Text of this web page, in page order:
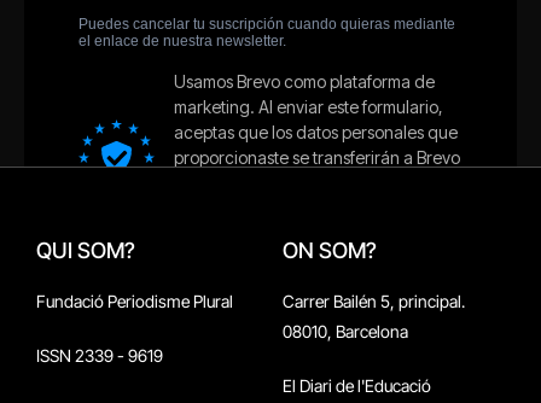
QUI SOM?
Fundació Periodisme Plural
ISSN 2339 - 9619
ON SOM?
Carrer Bailén 5, principal.
08010, Barcelona
El Diari de l'Educació